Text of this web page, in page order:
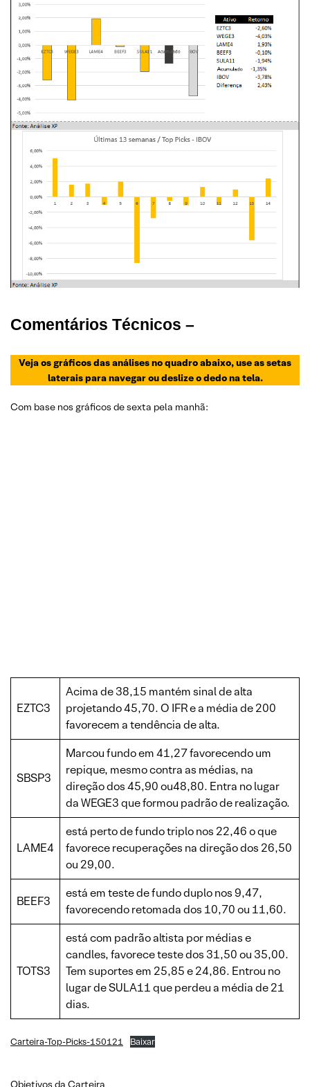
Comentários Técnicos –
Veja os gráficos das análises no quadro abaixo, use as setas
laterais para navegar ou deslize o dedo na tela.
Com base nos gráficos de sexta pela manhã:
EZTC3
Acima de 38,15 mantém sinal de alta
projetando 45,70. O IFR e a média de 200
favorecem a tendência de alta.
SBSP3
Marcou fundo em 41,27 favorecendo um
repique, mesmo contra as médias, na
direção dos 45,90 ou48,80. Entra no lugar
da WEGE3 que formou padrão de realização.
LAME4
está perto de fundo triplo nos 22,46 o que
favorece recuperações na direção dos 26,50
ou 29,00.
BEEF3
está em teste de fundo duplo nos 9,47,
favorecendo retomada dos 10,70 ou 11,60.
TOTS3
está com padrão altista por médias e
candles, favorece teste dos 31,50 ou 35,00.
Tem suportes em 25,85 e 24,86. Entrou no
lugar de SULA11 que perdeu a média de 21
dias.
Carteira-Top-Picks-150121 Baixar
Objetivos da Carteira